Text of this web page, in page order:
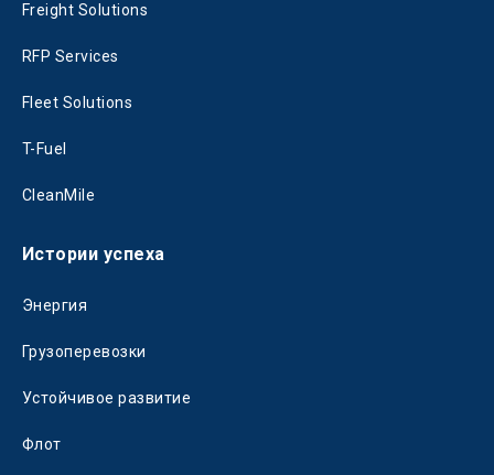
Freight Solutions
RFP Services
Fleet Solutions
T-Fuel
CleanMile
Истории успеха
Энергия
Грузоперевозки
Устойчивое развитие
Флот